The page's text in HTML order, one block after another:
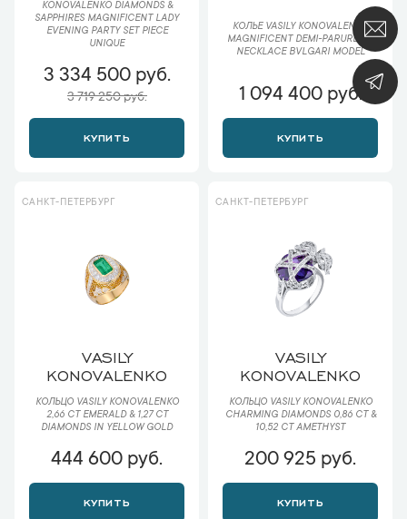
KONOVALENKO DIAMONDS &
SAPPHIRES MAGNIFICENT LADY
EVENING PARTY SET PIECE
UNIQUE
3 334 500 руб.
3 719 250 руб.
КУПИТЬ
КОЛЬЕ VASILY KONOVALENKO
MAGNIFICENT DEMI-PARURE OF
NECKLACE BVLGARI MODEL
1 094 400 руб.
КУПИТЬ
САНКТ-ПЕТЕРБУРГ
VASILY
KONOVALENKO
КОЛЬЦО VASILY KONOVALENKO
2,66 CT EMERALD & 1,27 CT
DIAMONDS IN YELLOW GOLD
444 600 руб.
КУПИТЬ
САНКТ-ПЕТЕРБУРГ
VASILY
KONOVALENKO
КОЛЬЦО VASILY KONOVALENKO
CHARMING DIAMONDS 0,86 CT &
10,52 CT AMETHYST
200 925 руб.
КУПИТЬ